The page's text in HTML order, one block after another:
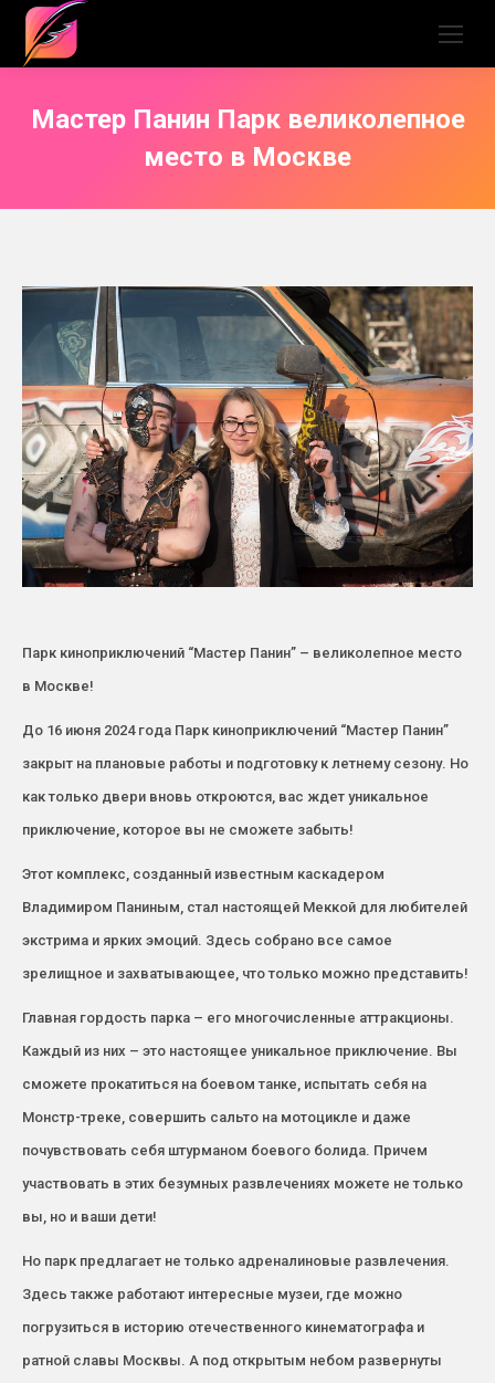
Мастер Панин Парк великолепное
место в Москве
Парк киноприключений “Мастер Панин” – великолепное место
в Москве!
До 16 июня 2024 года Парк киноприключений “Мастер Панин”
закрыт на плановые работы и подготовку к летнему сезону. Но
как только двери вновь откроются, вас ждет уникальное
приключение, которое вы не сможете забыть!
Этот комплекс, созданный известным каскадером
Владимиром Паниным, стал настоящей Меккой для любителей
экстрима и ярких эмоций. Здесь собрано все самое
зрелищное и захватывающее, что только можно представить!
Главная гордость парка – его многочисленные аттракционы.
Каждый из них – это настоящее уникальное приключение. Вы
сможете прокатиться на боевом танке, испытать себя на
Монстр-треке, совершить сальто на мотоцикле и даже
почувствовать себя штурманом боевого болида. Причем
участвовать в этих безумных развлечениях можете не только
вы, но и ваши дети!
Но парк предлагает не только адреналиновые развлечения.
Здесь также работают интересные музеи, где можно
погрузиться в историю отечественного кинематографа и
ратной славы Москвы. А под открытым небом развернуты